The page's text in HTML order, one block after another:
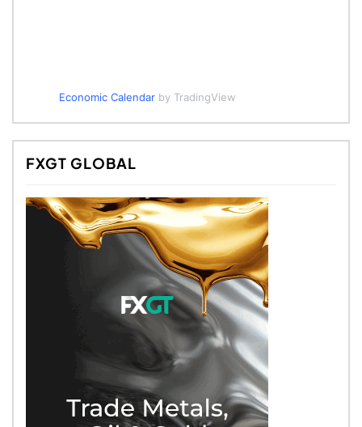
Economic Calendarby TradingView
FXGT GLOBAL